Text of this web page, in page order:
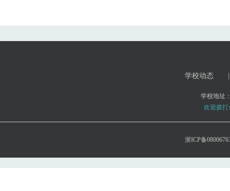
学校动态
学校地址
欢迎拨打
浙ICP备